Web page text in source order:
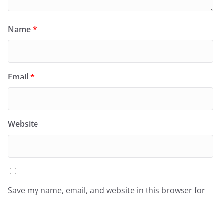
Name*
Email*
Website
Save my name, email, and website in this browser for